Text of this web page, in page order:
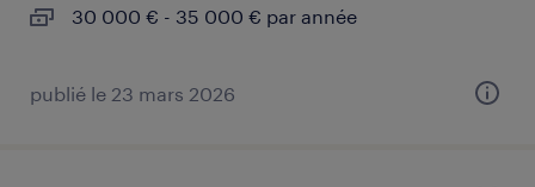
30 000 € - 35 000 € par année
publié le 23 mars 2026